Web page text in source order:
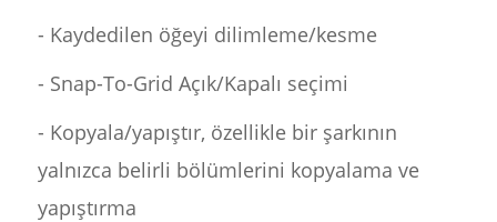
- Kaydedilen öğeyi dilimleme/kesme
- Snap-To-Grid Açık/Kapalı seçimi
- Kopyala/yapıştır, özellikle bir şarkının
yalnızca belirli bölümlerini kopyalama ve
yapıştırma